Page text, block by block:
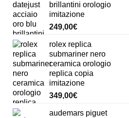
brillantini orologio
imitazione
249,00€
rolex replica
submariner nero
ceramica orologio
replica copia
imitazione
349,00€
audemars piguet